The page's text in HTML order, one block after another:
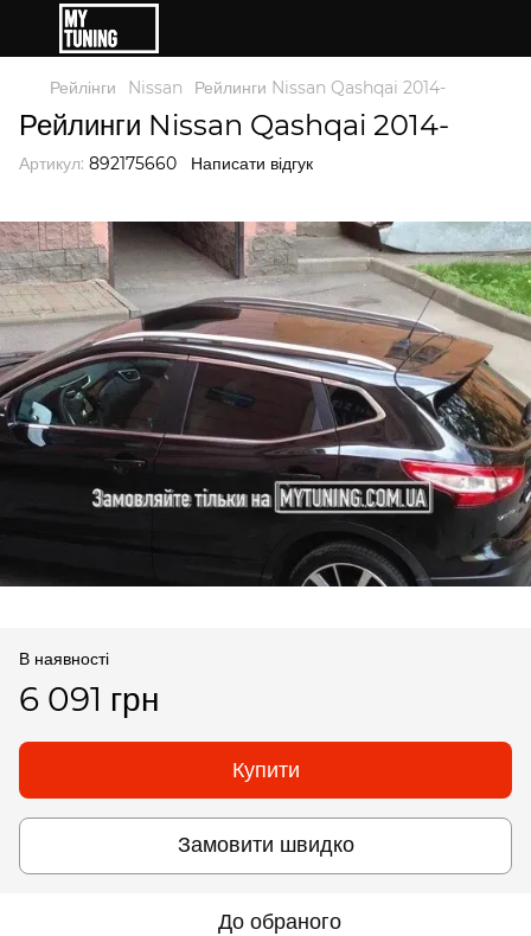
Рейлінги Nissan Рейлинги Nissan Qashqai 2014-
Рейлинги Nissan Qashqai 2014-
Артикул: 892175660 Написати відгук
В наявності
6 091 грн
Купити
Замовити швидко
До обраного